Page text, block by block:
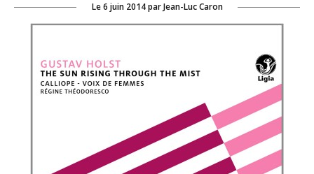
Le6 juin 2014 par Jean-Luc Caron